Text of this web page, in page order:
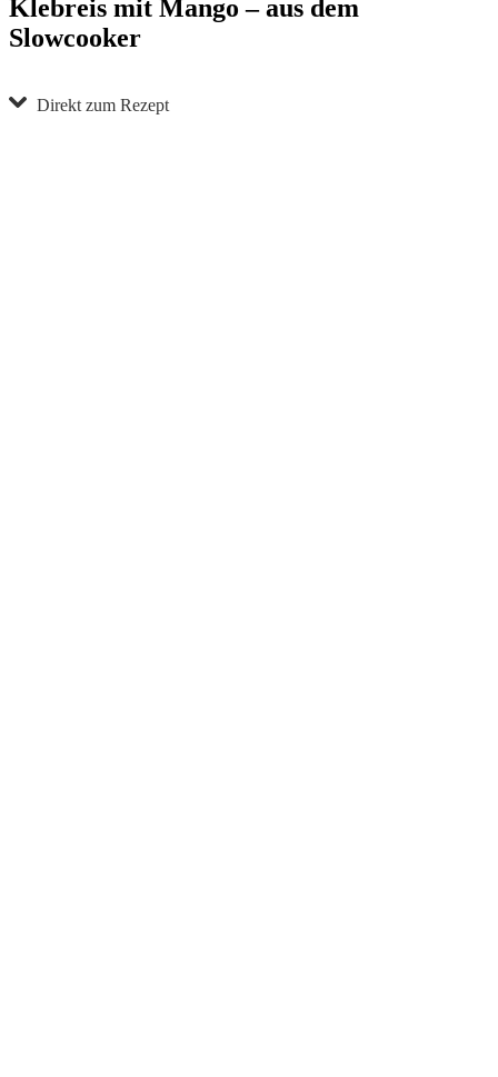
Klebreis mit Mango – aus dem
Slowcooker
Direkt zum Rezept